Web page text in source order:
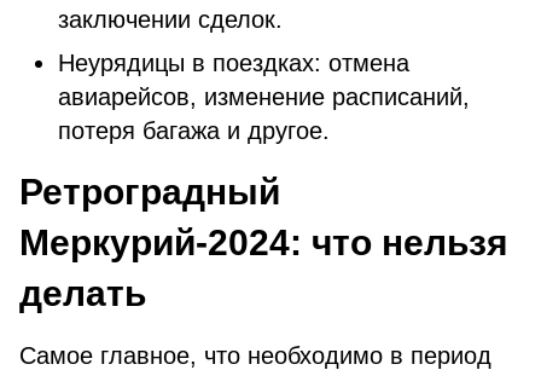
заключении сделок.
Неурядицы в поездках: отмена
авиарейсов, изменение расписаний,
потеря багажа и другое.
Ретроградный
Меркурий-2024: что нельзя
делать
Самое главное, что необходимо в период